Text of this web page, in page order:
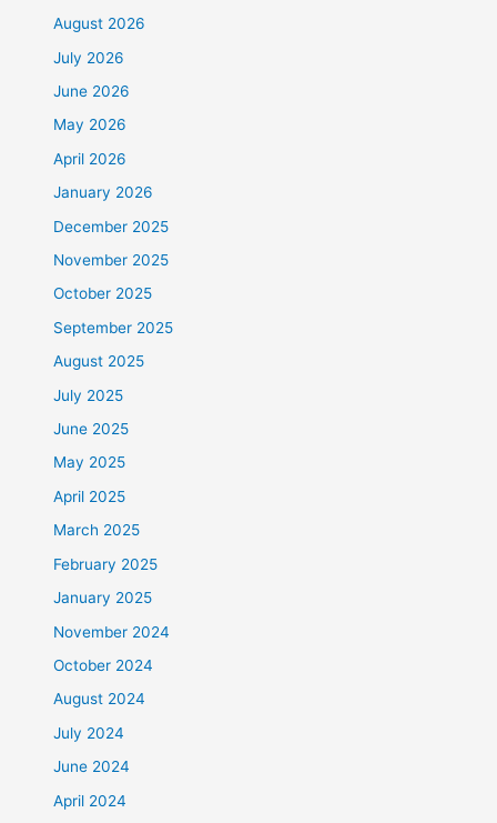
August 2026
July 2026
June 2026
May 2026
April 2026
January 2026
December 2025
November 2025
October 2025
September 2025
August 2025
July 2025
June 2025
May 2025
April 2025
March 2025
February 2025
January 2025
November 2024
October 2024
August 2024
July 2024
June 2024
April 2024